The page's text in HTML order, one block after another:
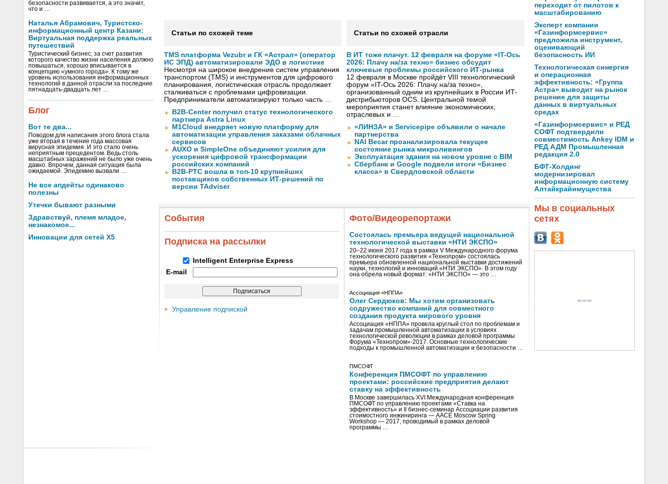
безопасности развивается, а это значит,
что и …
Наталья Абрамович, Туристско-
информационный центр Казани:
Виртуальная поддержка реальных
путешествий
Туристический бизнес, за счет развития
которого качество жизни населения должно
повышаться, хорошо вписывается в
концепцию «умного города». К тому же
уровень использования информационных
технологий в данной отрасли за последние
пятнадцать-двадцать лет …
Блог
Вот те два...
Поводом для написания этого блога стала
уже вторая в течение года массовая
вирусная эпидемия. И это стало очень
неприятным прецедентом. Ведь столь
масштабных заражений не было уже очень
давно. Впрочем, данная ситуация была
ожидаемой. Эпидемию вызвали …
Не все апдейты одинаково
полезны
Утечки бывают разными
Здравствуй, племя младое,
незнакомое...
Инновации для сетей X5
Статьи по схожей теме
TMS платформа Vezubr и ГК «Астрал» (оператор
ИС ЭПД) автоматизировали ЭДО в логистике
Несмотря на широкое внедрение систем управления
транспортом (TMS) и инструментов для цифрового
планирования, логистическая отрасль продолжает
сталкиваться с проблемами цифровизации.
Предприниматели автоматизируют только часть …
B2B-Center получил статус технологического
партнера Astra Linux
M1Cloud внедряет новую платформу для
автоматизации управления заказами облачных
сервисов
AUXO и SimpleOne объединяют усилия для
ускорения цифровой трансформации
российских компаний
B2B-РТС вошла в топ-10 крупнейших
поставщиков собственных ИТ-решений по
версии TAdviser
Статьи по схожей отрасли
В ИТ тоже плачут. 12 февраля на форуме «IT-Ось
2026: Плачу на/за техно» бизнес обсудит
ключевые проблемы российского ИТ-рынка
12 февраля в Москве пройдёт VIII технологический
форум «IT-Ось 2026: Плачу на/за техно»,
организованный одним из крупнейших в России ИТ-
дистрибьюторов OCS. Центральной темой
мероприятия станет влияние экономических,
отраслевых и …
«ЛИНЗА» и Servicepipe объявили о начале
партнерства
NAI Becar проанализировала текущее
состояние рынка микроливингов
Эксплуатация здания на новом уровне с BIM
Сбербанк и Google подвели итоги «Бизнес
класса» в Свердловской области
События
Подписка на рассылки
Intelligent Enterprise Express
E-mail
Управление подпиской
Фото/Видеорепортажи
Состоялась премьера ведущей национальной
технологической выставки «НТИ ЭКСПО»
20–22 июня 2017 года в рамках V Международного форума
технологического развития «Технопром» состоялась
премьера обновленной национальной выставки достижений
науки, технологий и инноваций «НТИ ЭКСПО». В этом году
она обрела новый формат: «НТИ ЭКСПО» — это …
Ассоциация «НППА»
Олег Сердюков: Мы хотим организовать
содружество компаний для совместного
создания продукта мирового уровня
Ассоциация «НППА» провела круглый стол по проблемам и
задачам промышленной автоматизации в условиях
технологической революции в рамках деловой программы
Форума «Технопром»-2017. Основные технологические
подходы к промышленной автоматизации и безопасности …
ПМСОФТ
Конференция ПМСОФТ по управлению
проектами: российские предприятия делают
ставку на эффективность
В Москве завершилась XVI Международная конференция
ПМСОФТ по управлению проектами «Ставка на
эффективность» и II бизнес-семинар Ассоциации развития
стоимостного инжиниринга — AACE Moscow Spring
Workshop — 2017, проводимый в рамках деловой
программы …
переходит от пилотов к
масштабированию
Эксперт компании
«Газинформсервис»
предложила инструмент,
оценивающий
безопасность ИИ
Технологическая синергия
и операционная
эффективность: «Группа
Астра» выводит на рынок
решение для защиты
данных в виртуальных
средах
«Газинформсервис» и РЕД
СОФТ подтвердили
совместимость Ankey IDM и
РЕД АДМ Промышленная
редакция 2.0
БФТ-Холдинг
модернизировал
информационную систему
Алтайкрайимущества
Мы в социальных
сетях